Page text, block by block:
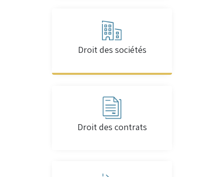
Droit des sociétés
Droit des contrats